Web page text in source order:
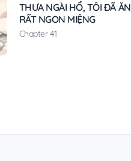
THƯA NGÀI HỔ, TÔI ĐÃ ĂN
RẤT NGON MIỆNG
Chapter 41